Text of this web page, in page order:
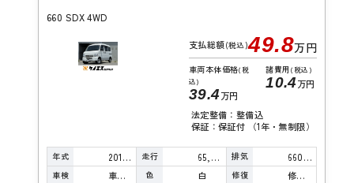
660 SDX 4WD
支払総額(税込)49.8万円
車両本体価格(税
込)
39.4万円
諸費用 (税込)
10.4万円
法定整備：整備込
保証：保証付 （1年・無制限）
年式 2014年 走行 65,000km 排気 660cc
車検 車検整備付 色 白 修復 修復歴無し